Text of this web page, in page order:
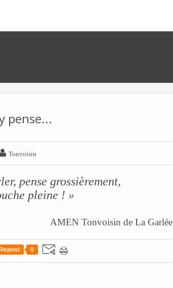
pense...
Tonvoisin
pense grossièrement,
pleine ! »
AMEN Tonvoisin de La Garlée
Repost 0